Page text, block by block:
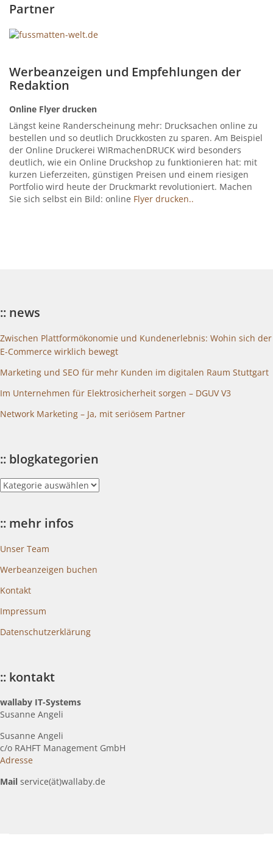
Partner
Werbeanzeigen und Empfehlungen der
Redaktion
Online Flyer drucken
Längst keine Randerscheinung mehr: Drucksachen online zu
bestellen und so deutlich Druckkosten zu sparen. Am Beispiel
der Online Druckerei WIRmachenDRUCK wird besonders
deutlich, wie ein Online Druckshop zu funktionieren hat: mit
kurzen Lieferzeiten, günstigen Preisen und einem riesigen
Portfolio wird heute der Druckmarkt revolutioniert. Machen
Sie sich selbst ein Bild: online Flyer drucken..
:: news
Zwischen Plattformökonomie und Kundenerlebnis: Wohin sich der
E-Commerce wirklich bewegt
Marketing und SEO für mehr Kunden im digitalen Raum Stuttgart
Im Unternehmen für Elektrosicherheit sorgen – DGUV V3
Network Marketing – Ja, mit seriösem Partner
:: blogkategorien
::
blogkategorien
:: mehr infos
Unser Team
Werbeanzeigen buchen
Kontakt
Impressum
Datenschutzerklärung
:: kontakt
wallaby IT-Systems
Susanne Angeli
Susanne Angeli
c/o RAHFT Management GmbH
Adresse
Mail service(ät)wallaby.de